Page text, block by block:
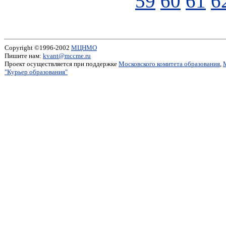
Copyright ©1996-2002 МЦНМО
Пишите нам: kvant@mccme.ru
Проект осуществляется при поддержке Московского комитета образования,
"Курьер образования"